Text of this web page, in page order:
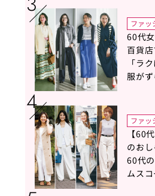
ファッ
60代
百貨店
「ラ
服がず
ファッ
【60
のお
60代
ムスコ